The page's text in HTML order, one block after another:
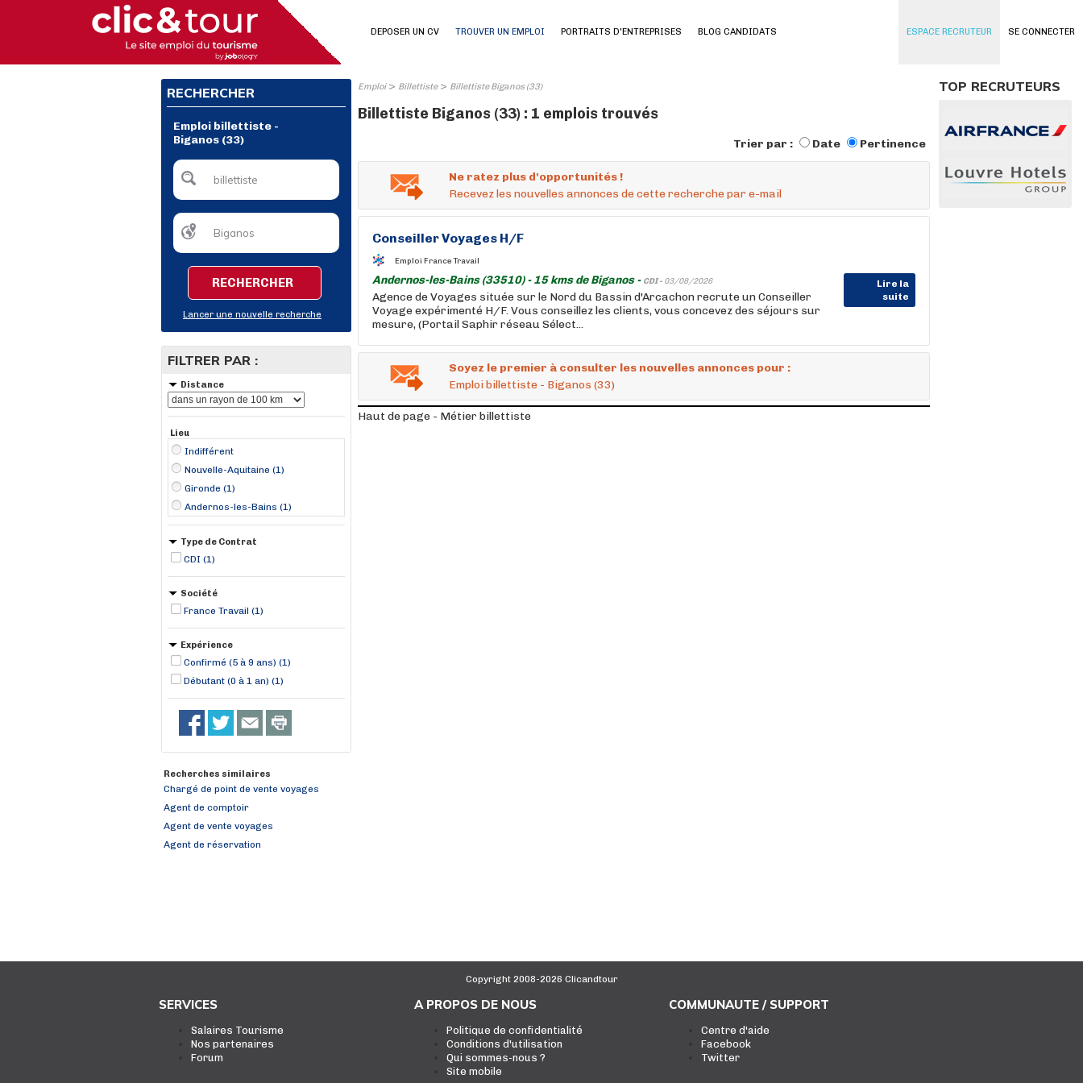
SE CONNECTER
DEPOSER UN CV TROUVER UN EMPLOI PORTRAITS D'ENTREPRISES BLOG CANDIDATS ESPACE RECRUTEUR
RECHERCHER
Emploi billettiste -
Biganos (33)
RECHERCHER
Lancer une nouvelle recherche
FILTRER PAR :
Distance
Lieu
Indifférent
Nouvelle-Aquitaine (1)
Gironde (1)
Andernos-les-Bains (1)
Type de Contrat
CDI (1)
Société
France Travail (1)
Expérience
Confirmé (5 à 9 ans) (1)
Débutant (0 à 1 an) (1)
Recherches similaires
Chargé de point de vente voyages
Agent de comptoir
Agent de vente voyages
Agent de réservation
Emploi> Billettiste> Billettiste Biganos (33)
Billettiste Biganos (33) : 1 emplois trouvés
Trier par : Date Pertinence
Ne ratez plus d'opportunités !
Recevez les nouvelles annonces de cette recherche par e-mail
Conseiller Voyages H/F
Emploi France Travail
Andernos-les-Bains (33510) - 15 kms de Biganos - CDI - 03/08/2026
Lire la
suite
Agence de Voyages située sur le Nord du Bassin d'Arcachon recrute un Conseiller
Voyage expérimenté H/F. Vous conseillez les clients, vous concevez des séjours sur
mesure, (Portail Saphir réseau Sélect...
Soyez le premier à consulter les nouvelles annonces pour :
Emploi billettiste - Biganos (33)
Haut de page - Métier billettiste
TOP RECRUTEURS
Copyright 2008-2026 Clicandtour
SERVICES
Salaires Tourisme
Nos partenaires
Forum
A PROPOS DE NOUS
Politique de confidentialité
Conditions d'utilisation
Qui sommes-nous ?
Site mobile
COMMUNAUTE / SUPPORT
Centre d'aide
Facebook
Twitter